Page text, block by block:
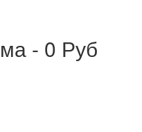
- 0 Руб